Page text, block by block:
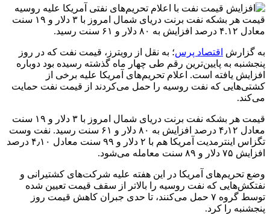
قیمت هر بشکه نفت برنت دریای شمال امروز با ۳ دلار و ۱۹ سنت
معادل ۴.۱۲ درصد افزایش به ۸۰ دلار و ۶۱ سنت رسید.
به گزارش اقتصاد پرس؛ به نقل از رویترز، قیمت نفت که در روز
پنجشنبه به پایین‌ترین رقم طی چهار ماه گذشته رسیده بود دوباره
افزایش یافته است. اعلام تحریم‌های آمریکا علیه برخی از
کشتی‌هایی که نفت روسیه را حمل می‌کردند از قیمت نفت حمایت
می‌کند.
قیمت هر بشکه نفت برنت دریای شمال امروز با ۳ دلار و ۱۹ سنت
معادل ۴٫۱۲ درصد افزایش به ۸۰ دلار و ۶۱ سنت رسید. نفت وست
تگزاس اینترمدیت آمریکا هم با ۲ دلار و ۹۹ سنت معادل ۴٫۱۰ درصد
افزایش ۷۵ دلار و ۸۹ سنت معامله می‌شود.
وضع تحریم‌های آمریکا در این هفته علیه شرکت‌های کشتیرانی و
نفتکش‌هایی که نفت روسیه را بالاتر از سقف قیمت تعیین شده
توسط گروه ۷ حمل می‌کنند، تا حدی جبران کاهش قیمت روز
پنجشنبه را کرد.